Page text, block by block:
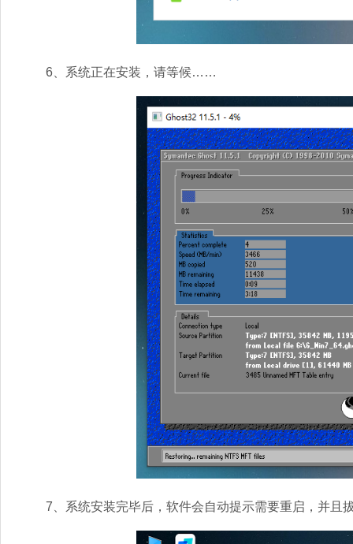
6、系统正在安装，请等候……
7、系统安装完毕后，软件会自动提示需要重启，并且